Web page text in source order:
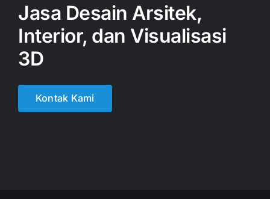
Jasa Desain Arsitek,
Interior, dan Visualisasi
3D
Kontak Kami